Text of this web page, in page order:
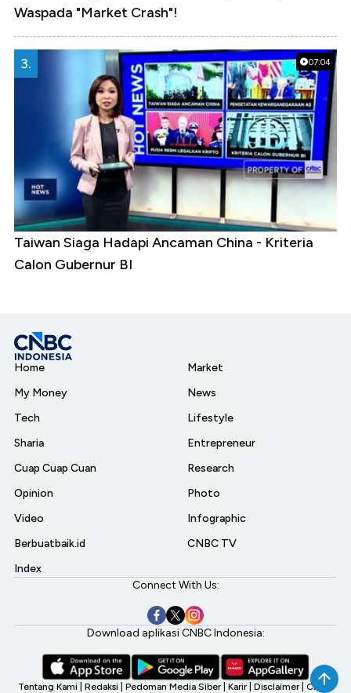
Waspada "Market Crash"!
07:04
3.
Taiwan Siaga Hadapi Ancaman China - Kriteria
Calon Gubernur BI
Home
My Money
Tech
Sharia
Cuap Cuap Cuan
Opinion
Video
Berbuatbaik.id
Index
Market
News
Lifestyle
Entrepreneur
Research
Photo
Infographic
CNBC TV
Connect With Us:
Download aplikasi CNBC Indonesia:
Tentang Kami Redaksi Pedoman Media Siber Karir Disclaimer CNBC